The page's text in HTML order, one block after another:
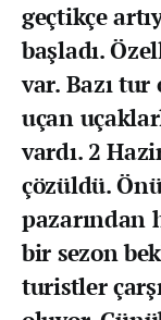
geçtikçe
başladı.
var. Bazı
uçan
vardı. 2
çözüldü.
pazarından
bir sezon
turistler